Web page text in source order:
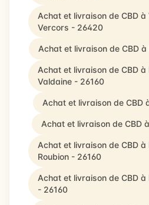
Achat et livraison de CBD
Vercors - 26420
Achat et livraison de CBD
Achat et livraison de CBD
Valdaine - 26160
Achat et livraison de CBD
Achat et livraison de CBD
Achat et livraison de CBD à
Roubion - 26160
Achat et livraison de CBD
- 26160